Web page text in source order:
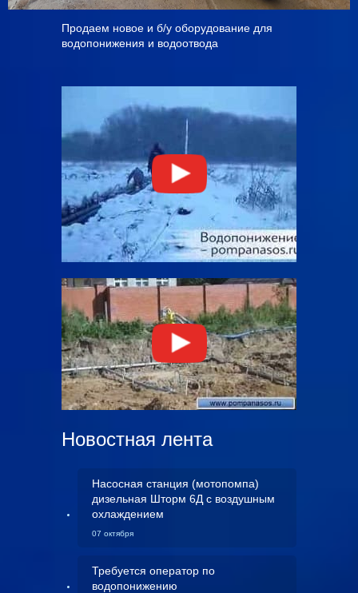
Продаем новое и б/у оборудование для
водопонижения и водоотвода
Новостная лента
Насосная станция (мотопомпа)
дизельная Шторм 6Д с воздушным
охлаждением
07 октября
Требуется оператор по
водопонижению